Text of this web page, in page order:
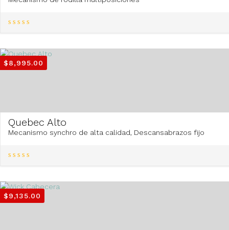
$8,995.00
Quebec Alto
Mecanismo synchro de alta calidad, Descansabrazos fijo
$9,135.00